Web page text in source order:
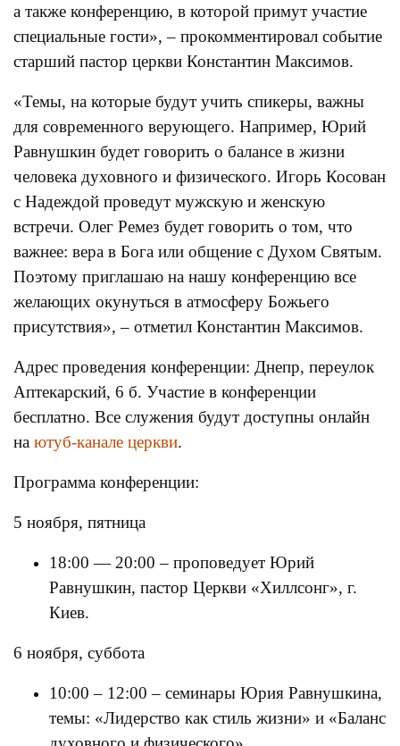
а также конференцию, в которой примут участие
специальные гости», – прокомментировал событие
старший пастор церкви Константин Максимов.
«Темы, на которые будут учить спикеры, важны
для современного верующего. Например, Юрий
Равнушкин будет говорить о балансе в жизни
человека духовного и физического. Игорь Косован
с Надеждой проведут мужскую и женскую
встречи. Олег Ремез будет говорить о том, что
важнее: вера в Бога или общение с Духом Святым.
Поэтому приглашаю на нашу конференцию все
желающих окунуться в атмосферу Божьего
присутствия», – отметил Константин Максимов.
Адрес проведения конференции: Днепр, переулок
Аптекарский, 6 б. Участие в конференции
бесплатно. Все служения будут доступны онлайн
на ютуб-канале церкви.
Программа конференции:
5 ноября, пятница
18:00 — 20:00 – проповедует Юрий
Равнушкин, пастор Церкви «Хиллсонг», г.
Киев.
6 ноября, суббота
10:00 – 12:00 – семинары Юрия Равнушкина,
темы: «Лидерство как стиль жизни» и «Баланс